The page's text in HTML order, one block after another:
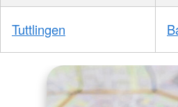
Tuttlingen